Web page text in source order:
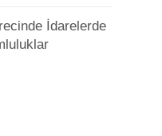
İdarelerde